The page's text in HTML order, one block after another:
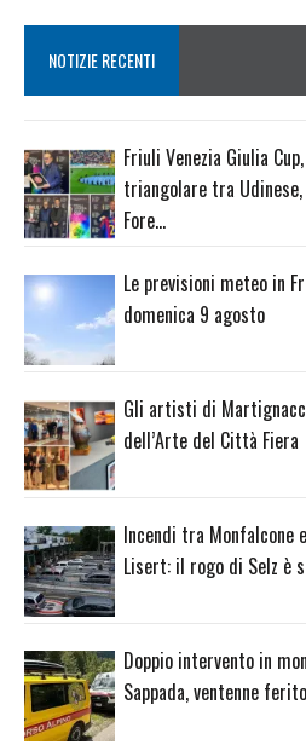
NOTIZIE RECENTI
Friuli Venezia Giulia
triangolare tra
Fore…
Le previsioni meteo in
domenica 9 agosto
Gli artisti di
dell’Arte del Città Fiera
Incendi tra Monfalcone
Lisert: il rogo di Selz è
Doppio intervento in
Sappada, ventenne